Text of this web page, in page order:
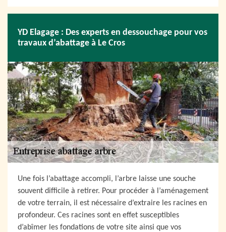
YD Elagage : Des experts en dessouchage pour vos
travaux d’abattage à Le Cros
Une fois l’abattage accompli, l’arbre laisse une souche
souvent difficile à retirer. Pour procéder à l’aménagement
de votre terrain, il est nécessaire d’extraire les racines en
profondeur. Ces racines sont en effet susceptibles
d’abîmer les fondations de votre site ainsi que vos